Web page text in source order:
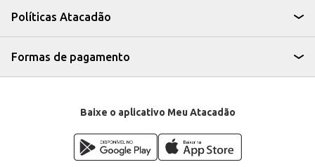
Políticas Atacadão
Formas de pagamento
Baixe o aplicativo Meu Atacadão